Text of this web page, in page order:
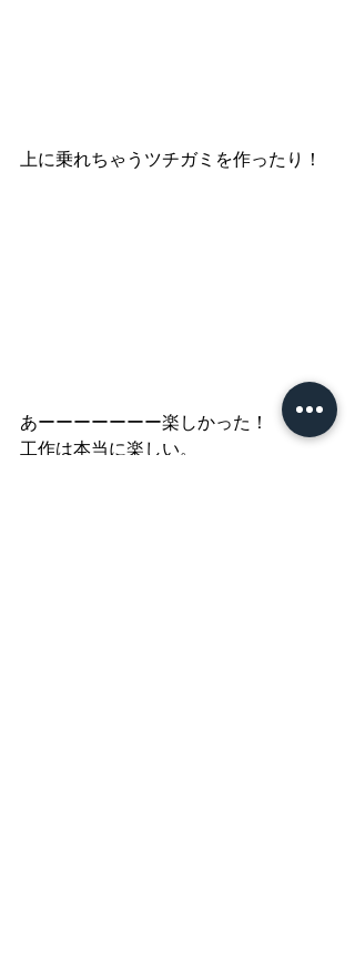
上に乗れちゃうツチガミを作ったり！
あーーーーーーー楽しかった！
工作は本当に楽しい。